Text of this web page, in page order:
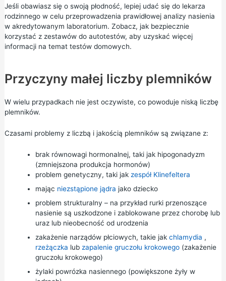
Jeśli obawiasz się o swoją płodność, lepiej udać się do lekarza
rodzinnego w celu przeprowadzenia prawidłowej analizy nasienia
w akredytowanym laboratorium. Zobacz, jak bezpiecznie
korzystać z zestawów do autotestów, aby uzyskać więcej
informacji na temat testów domowych.
Przyczyny małej liczby plemników
W wielu przypadkach nie jest oczywiste, co powoduje niską liczbę
plemników.
Czasami problemy z liczbą i jakością plemników są związane z:
brak równowagi hormonalnej, taki jak hipogonadyzm
(zmniejszona produkcja hormonów)
problem genetyczny, taki jak zespół Klinefeltera
mając niezstąpione jądra jako dziecko
problem strukturalny – na przykład rurki przenoszące
nasienie są uszkodzone i zablokowane przez chorobę lub
uraz lub nieobecność od urodzenia
zakażenie narządów płciowych, takie jak chlamydia ,
rzeżączka lub zapalenie gruczołu krokowego(zakażenie
gruczołu krokowego)
żylaki powrózka nasiennego(powiększone żyły w